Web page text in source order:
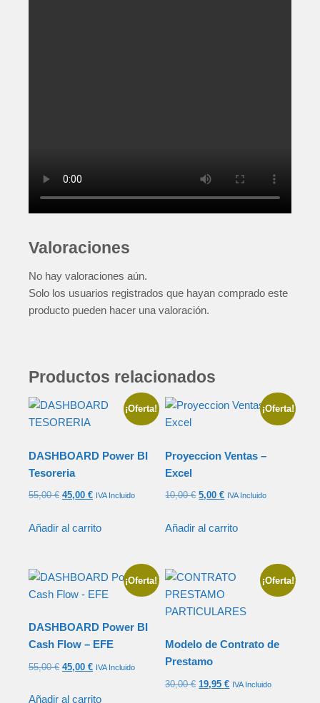
Valoraciones
No hay valoraciones aún.
Solo los usuarios registrados que hayan comprado este
producto pueden hacer una valoración.
Productos relacionados
¡Oferta!
DASHBOARD Power BI
Tesoreria
55,00€ 45,00 € IVA Incluido
Añadir al carrito
¡Oferta!
Proyeccion Ventas –
Excel
10,00€ 5,00€ IVA Incluido
Añadir al carrito
¡Oferta!
DASHBOARD Power BI
Cash Flow – EFE
55,00€ 45,00 € IVA Incluido
Añadir al carrito
¡Oferta!
Modelo de Contrato de
Prestamo
30,00€ 19,95€ IVA Incluido